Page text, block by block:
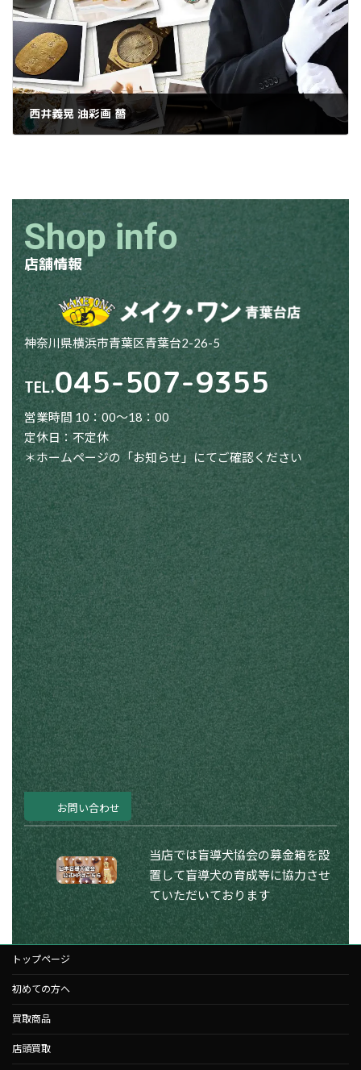
西井義晃 油彩画 薔
Shop info
店舗情報
神奈川県横浜市青葉区青葉台2-26-5
TEL.045-507-9355
営業時間 10：00～18：00
定休日：不定休
＊ホームページの「お知らせ」にてご確認ください
お問い合わせ
当店では盲導犬協会の募金箱を設
置して盲導犬の育成等に協力させ
ていただいております
トップページ
初めての方へ
買取商品
店頭買取